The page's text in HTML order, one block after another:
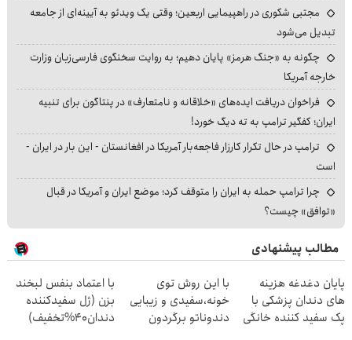
مجتبی شکوری در راهپیمایی اربعین؛ وقتی یک ویدئو به آیینه‌ای از جامعه
تبدیل می‌شود
چگونه به «جنگ هرمز» پایان دهیم؛ به روایت سخنگوی فارسی‌زبان وزارت
خارجه آمریکا
فراخوان دریافت ایده‌های «خلاقانه و نامتعارف» در پنتاگون برای تنبیه
ایران؛ کفگیر ترامپ به ته دیگ خورد!
ترامپ در حال تکرار کارزار فاجعه‌بار آمریکا در افغانستان - این بار در ایران -
است
چرا ترامپ حمله به ایران را متوقف کرد؛ موضع ایران و آمریکا در قبال
«توافق» چیست؟
مطالب پیشنهادی
پایان دغدغه هزینه
های دندان پزشکی با
پک سفید کننده خانگی
با این روش توی
خونه،سفیدی و زیبایی
دندوناتو برگردون
با اعتماد بنفس لبخند
بزن (ژل سفیدکننده
دندان40%تخفیف)